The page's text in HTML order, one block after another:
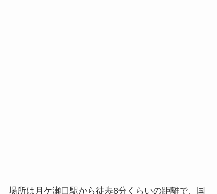
場所は月ケ瀬口駅から徒歩8分くらいの距離で、国